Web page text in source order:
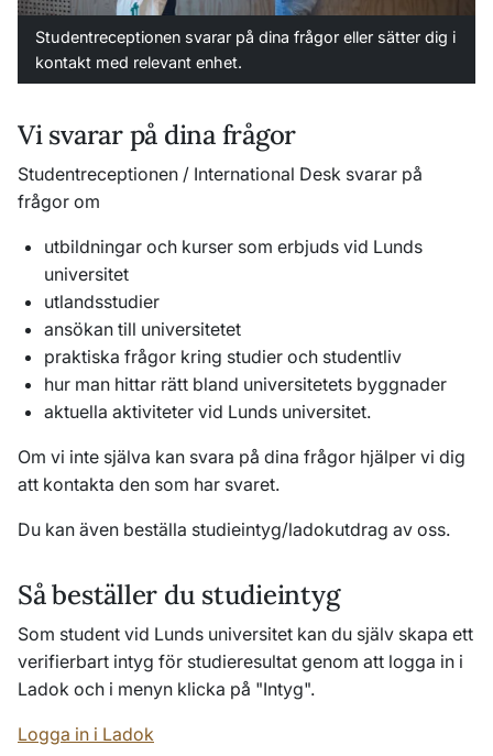
Studentreceptionen svarar på dina frågor eller sätter dig i
kontakt med relevant enhet.
Vi svarar på dina frågor
Studentreceptionen / International Desk svarar på
frågor om
utbildningar och kurser som erbjuds vid Lunds
universitet
utlandsstudier
ansökan till universitetet
praktiska frågor kring studier och studentliv
hur man hittar rätt bland universitetets byggnader
aktuella aktiviteter vid Lunds universitet.
Om vi inte själva kan svara på dina frågor hjälper vi dig
att kontakta den som har svaret.
Du kan även beställa studieintyg/ladokutdrag av oss.
Så beställer du studieintyg
Som student vid Lunds universitet kan du själv skapa ett
verifierbart intyg för studieresultat genom att logga in i
Ladok och i menyn klicka på "Intyg".
Logga in i Ladok